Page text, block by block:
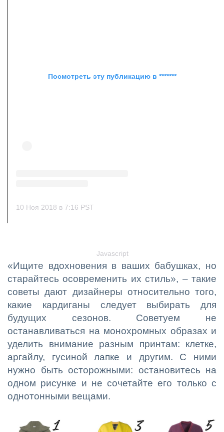
Посмотреть эту публикацию в *******
10 Ноя 2018 в 7:16 PST
Javascript
«Ищите вдохновения в ваших бабушках, но
старайтесь осовременить их стиль», – такие
советы дают дизайнеры относительно того,
какие кардиганы следует выбирать для
будущих сезонов. Советуем не
останавливаться на монохромных образах и
уделить внимание разным принтам: клетке,
аргайлу, гусиной лапке и другим. С ними
нужно быть осторожными: остановитесь на
одном рисунке и не сочетайте его только с
однотонными вещами.